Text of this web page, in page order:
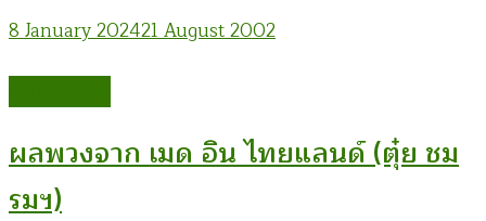
8 January 202421 August 2002
ผลพวงจาก เมด อิน ไทยแลนด์ (ตุ๋ย ชม
รมฯ)